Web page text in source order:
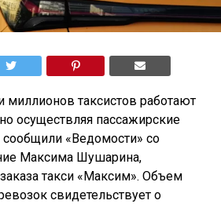
миллионов таксистов работают
осуществляя пассажирские
«Ведомости» со
Максима Шушарина,
такси «Максим». Объем
свидетельствует о